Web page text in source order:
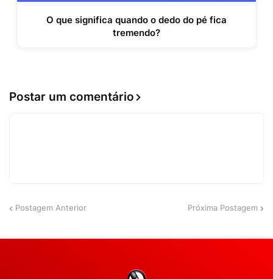
O que significa quando o dedo do pé fica
tremendo?
Postar um comentário
Postagem Anterior Próxima Postagem